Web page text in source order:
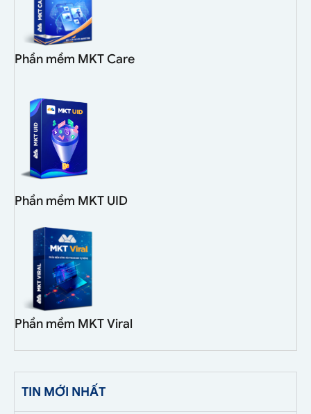
Phần mềm MKT Care
Phần mềm MKT UID
Phần mềm MKT Viral
TIN MỚI NHẤT